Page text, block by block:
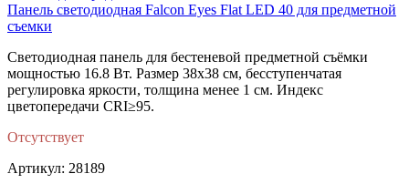
Панель светодиодная Falcon Eyes Flat LED 40 для предметной
съемки
Светодиодная панель для бестеневой предметной съёмки
мощностью 16.8 Вт. Размер 38х38 см, бесступенчатая
регулировка яркости, толщина менее 1 см. Индекс
цветопередачи CRI≥95.
Отсутствует
Артикул: 28189